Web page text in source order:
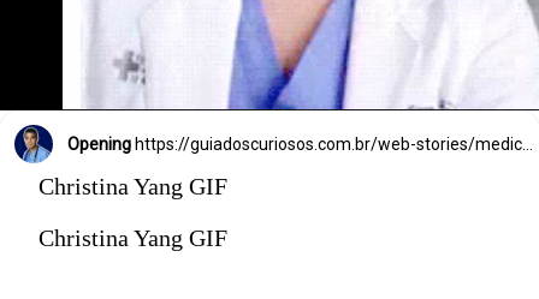
Opening
Christina Yang GIF
Christina Yang GIF